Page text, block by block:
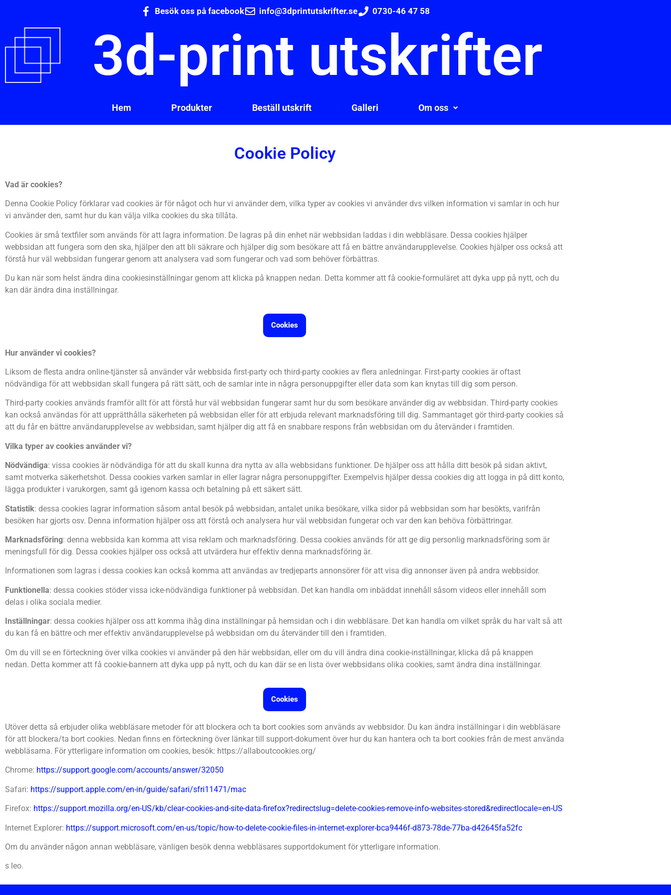
Besök oss på facebook info@3dprintutskrifter.se 0730-46 47 58
3d-print utskrifter
Hem Produkter Beställ utskrift Galleri Om oss
Cookie Policy
Vad är cookies?
Denna Cookie Policy förklarar vad cookies är för något och hur vi använder dem, vilka typer av cookies vi använder dvs vilken information vi samlar in och hur
vi använder den, samt hur du kan välja vilka cookies du ska tillåta.
Cookies är små textfiler som används för att lagra information. De lagras på din enhet när webbsidan laddas i din webbläsare. Dessa cookies hjälper
webbsidan att fungera som den ska, hjälper den att bli säkrare och hjälper dig som besökare att få en bättre användarupplevelse. Cookies hjälper oss också att
förstå hur väl webbsidan fungerar genom att analysera vad som fungerar och vad som behöver förbättras.
Du kan när som helst ändra dina cookiesinställningar genom att klicka på knappen nedan. Detta kommer att få cookie-formuläret att dyka upp på nytt, och du
kan där ändra dina inställningar.
Cookies
Hur använder vi cookies?
Liksom de flesta andra online-tjänster så använder vår webbsida first-party och third-party cookies av flera anledningar. First-party cookies är oftast
nödvändiga för att webbsidan skall fungera på rätt sätt, och de samlar inte in några personuppgifter eller data som kan knytas till dig som person.
Third-party cookies används framför allt för att förstå hur väl webbsidan fungerar samt hur du som besökare använder dig av webbsidan. Third-party cookies
kan också användas för att upprätthålla säkerheten på webbsidan eller för att erbjuda relevant marknadsföring till dig. Sammantaget gör third-party cookies så
att du får en bättre användarupplevelse av webbsidan, samt hjälper dig att få en snabbare respons från webbsidan om du återvänder i framtiden.
Vilka typer av cookies använder vi?
Nödvändiga: vissa cookies är nödvändiga för att du skall kunna dra nytta av alla webbsidans funktioner. De hjälper oss att hålla ditt besök på sidan aktivt,
samt motverka säkerhetshot. Dessa cookies varken samlar in eller lagrar några personuppgifter. Exempelvis hjälper dessa cookies dig att logga in på ditt konto,
lägga produkter i varukorgen, samt gå igenom kassa och betalning på ett säkert sätt.
Statistik: dessa cookies lagrar information såsom antal besök på webbsidan, antalet unika besökare, vilka sidor på webbsidan som har besökts, varifrån
besöken har gjorts osv. Denna information hjälper oss att förstå och analysera hur väl webbsidan fungerar och var den kan behöva förbättringar.
Marknadsföring: denna webbsida kan komma att visa reklam och marknadsföring. Dessa cookies används för att ge dig personlig marknadsföring som är
meningsfull för dig. Dessa cookies hjälper oss också att utvärdera hur effektiv denna marknadsföring är.
Informationen som lagras i dessa cookies kan också komma att användas av tredjeparts annonsörer för att visa dig annonser även på andra webbsidor.
Funktionella: dessa cookies stöder vissa icke-nödvändiga funktioner på webbsidan. Det kan handla om inbäddat innehåll såsom videos eller innehåll som
delas i olika sociala medier.
Inställningar: dessa cookies hjälper oss att komma ihåg dina inställningar på hemsidan och i din webbläsare. Det kan handla om vilket språk du har valt så att
du kan få en bättre och mer effektiv användarupplevelse på webbsidan om du återvänder till den i framtiden.
Om du vill se en förteckning över vilka cookies vi använder på den här webbsidan, eller om du vill ändra dina cookie-inställningar, klicka då på knappen
nedan. Detta kommer att få cookie-bannern att dyka upp på nytt, och du kan där se en lista över webbsidans olika cookies, samt ändra dina inställningar.
Cookies
Utöver detta så erbjuder olika webbläsare metoder för att blockera och ta bort cookies som används av webbsidor. Du kan ändra inställningar i din webbläsare
för att blockera/ta bort cookies. Nedan finns en förteckning över länkar till support-dokument över hur du kan hantera och ta bort cookies från de mest använda
webbläsarna. För ytterligare information om cookies, besök: https://allaboutcookies.org/
Chrome: https://support.google.com/accounts/answer/32050
Safari: https://support.apple.com/en-in/guide/safari/sfri11471/mac
Firefox: https://support.mozilla.org/en-US/kb/clear-cookies-and-site-data-firefox?redirectslug=delete-cookies-remove-info-websites-stored&redirectlocale=en-US
Internet Explorer: https://support.microsoft.com/en-us/topic/how-to-delete-cookie-files-in-internet-explorer-bca9446f-d873-78de-77ba-d42645fa52fc
Om du använder någon annan webbläsare, vänligen besök denna webbläsares supportdokument för ytterligare information.
s leo.